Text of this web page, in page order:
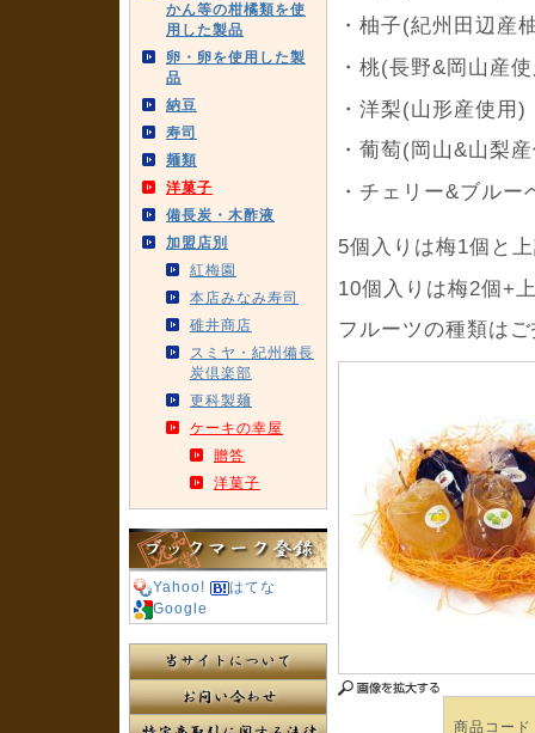
かん等の柑橘類を使
用した製品
卵・卵を使用した製
品
納豆
寿司
麺類
洋菓子
備長炭・木酢液
加盟店別
紅梅園
本店みなみ寿司
碓井商店
スミヤ・紀州備長
炭倶楽部
更科製麺
ケーキの幸屋
贈答
洋菓子
Yahoo!
はてな
Google
・柚子(紀州田辺産
・桃(長野&岡山産
・洋梨(山形産使用)
・葡萄(岡山&山梨
・チェリー&ブル
5個入りは梅1個と
10個入りは梅2個+
フルーツの種類は
商品コード